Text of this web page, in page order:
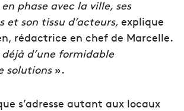
phase avec la ville, ses
et son tissu d’acteurs, explique
rédactrice en chef de Marcelle.
d’une formidable
solutions».
s’adresse autant aux locaux